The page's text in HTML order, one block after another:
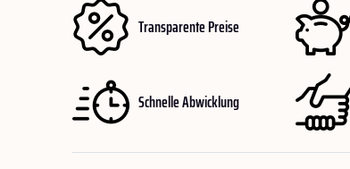
Transparente Preise
Schnelle Abwicklung